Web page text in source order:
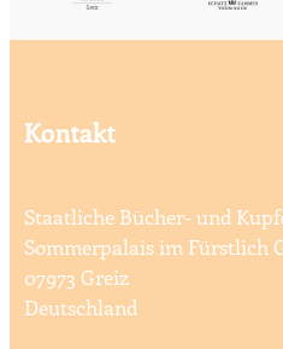
Kontakt
Staatliche Bücher- und
Sommerpalais im Fürstlich
07973 Greiz
Deutschland